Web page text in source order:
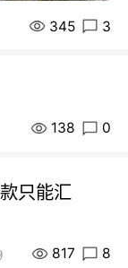
345 3
138 0
只能汇
817 8